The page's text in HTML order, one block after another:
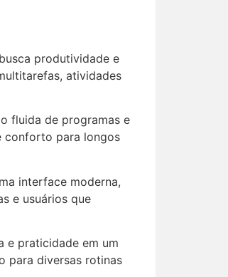
produtividade e
atividades
fluida de programas e
conforto para longos
interface moderna,
e usuários que
e praticidade em um
para diversas rotinas